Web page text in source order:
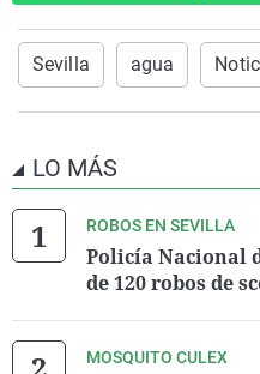
Sevilla agua
LO MÁS
ROBOS EN SEVILLA
Policía Nacional
de 120 robos de
MOSQUITO CULEX